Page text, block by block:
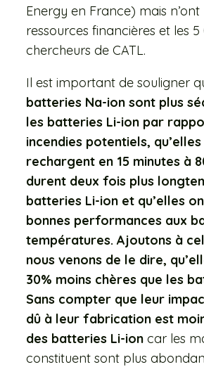
Energy en France) mais n’ont
ressources financières et les 5
chercheurs de CATL.
Il est important de souligner
batteries Na-ion sont plus
les batteries Li-ion par
incendies potentiels, qu’elles
rechargent en 15 minutes à
durent deux fois plus
batteries Li-ion et qu’elles
bonnes performances aux
températures. Ajoutons à
nous venons de le dire,
30% moins chères que les
Sans compter que leur
dû à leur fabrication est
des batteries Li-ion car les
constituent sont plus